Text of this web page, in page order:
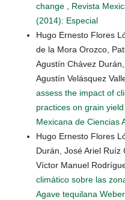
change
Revista
(2014): Especial
Hugo Ernesto Flores
de la Mora Orozco,
Agustín Chávez
Agustín Velásquez
assess the impact of
practices on grain
Mexicana de Ciencias
Hugo Ernesto Flores
Durán, José Ariel Ruíz
Víctor Manuel
climático sobre las
Agave tequilana